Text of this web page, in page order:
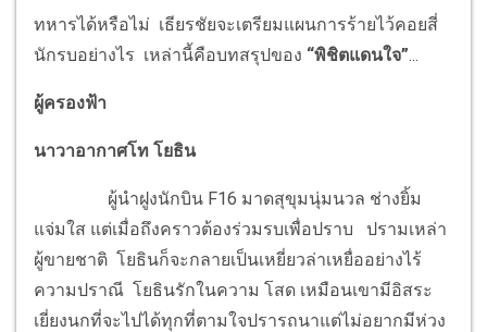
ทหารได้หรือไม่ เธียรชัยจะเตรียมแผนการร้ายไว้คอยสี่
นักรบอย่างไร เหล่านี้คือบทสรุปของ “พิชิตแดนใจ”...
ผู้ครองฟ้า
นาวาอากาศโท โยธิน
ผู้นำฝูงนักบิน F16 มาดสุขุมนุ่มนวล ช่างยิ้ม
แจ่มใส แต่เมื่อถึงคราวต้องร่วมรบเพื่อปราบ ปรามเหล่า
ผู้ขายชาติ โยธินก็จะกลายเป็นเหยี่ยวล่าเหยื่ออย่างไร้
ความปราณี โยธินรักในความ โสด เหมือนเขามีอิสระ
เยี่ยงนกที่จะไปได้ทุกที่ตามใจปรารถนาแต่ไม่อยากมีห่วง